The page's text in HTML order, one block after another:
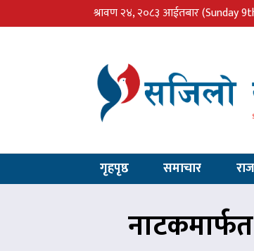
श्रावण २४, २०८३ आईतबार(Sunday
गृहपृष्ठ समाचार